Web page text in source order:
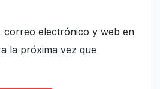
correo electrónico y web en
la próxima vez que